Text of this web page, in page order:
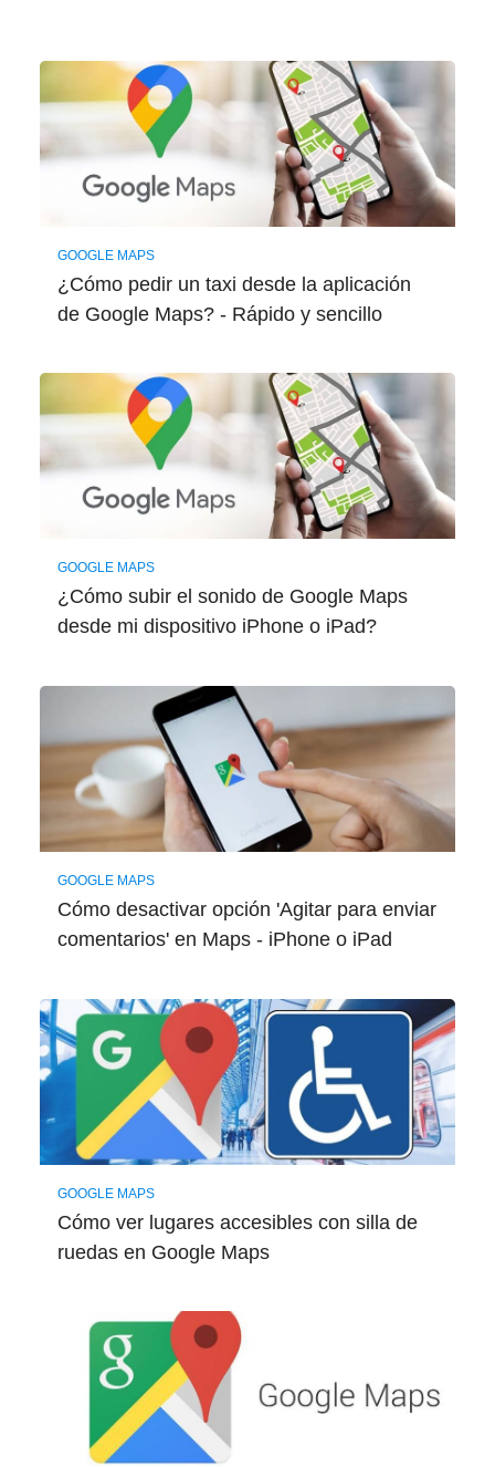
GOOGLE MAPS
¿Cómo pedir un taxi desde la aplicación
de Google Maps? - Rápido y sencillo
GOOGLE MAPS
¿Cómo subir el sonido de Google Maps
desde mi dispositivo iPhone o iPad?
GOOGLE MAPS
Cómo desactivar opción 'Agitar para enviar
comentarios' en Maps - iPhone o iPad
GOOGLE MAPS
Cómo ver lugares accesibles con silla de
ruedas en Google Maps